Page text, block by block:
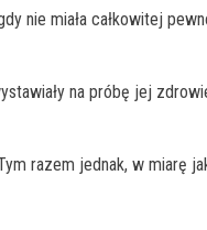
nie miała całkowitej
na próbę jej
razem jednak, w miarę